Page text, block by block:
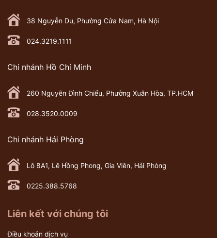
38 Nguyễn Du, Phường Cửa Nam, Hà Nội
024.3219.1111
Chi nhánh Hồ Chí Minh
260 Nguyễn Đình Chiểu, Phường Xuân Hòa, TP.HCM
028.3520.0009
Chi nhánh Hải Phòng
Lô 8A1, Lê Hồng Phong, Gia Viên, Hải Phòng
0225.388.5768
Liên kết với chúng tôi
Điều khoản dịch vụ